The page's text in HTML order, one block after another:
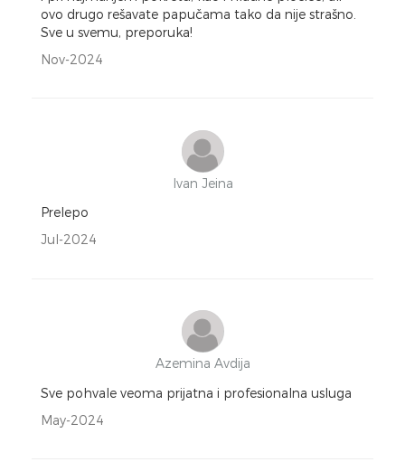
ovo drugo rešavate papučama tako da nije strašno.
Sve u svemu, preporuka!
Nov-2024
Ivan Jeina
Prelepo
Jul-2024
Azemina Avdija
Sve pohvale veoma prijatna i profesionalna usluga
May-2024